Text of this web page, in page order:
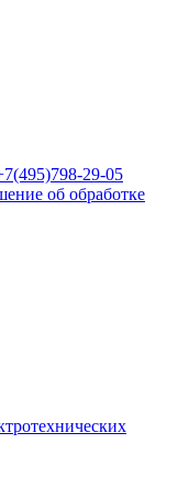
29-05
об обработке